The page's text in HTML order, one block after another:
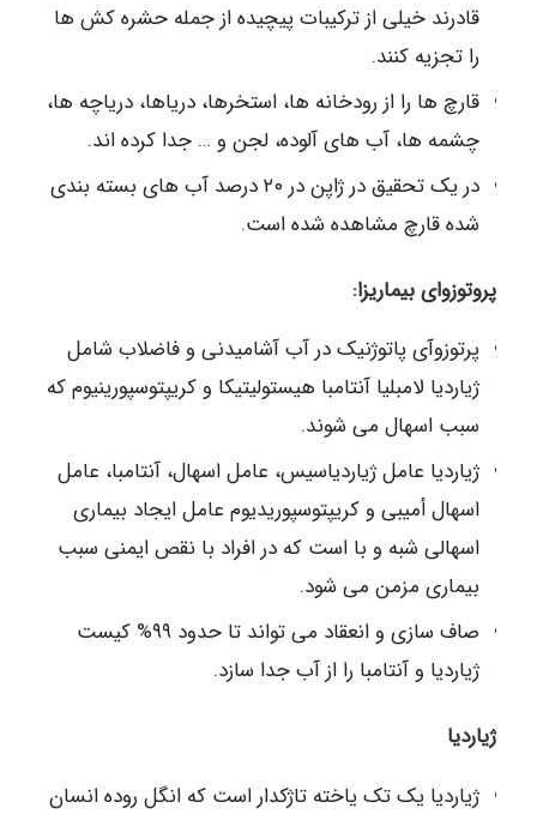
قادرند خیلی از ترکیبات پیچیده از جمله حشره کش ها
را تجزیه کنند.
قارچ ها را از رودخانه ها، استخرها، دریاها، دریاچه ها،
چشمه ها، آب های آلوده، لجن و … جدا کرده اند.
در یک تحقیق در ژاپن در ۲۰ درصد آب های بسته بندی
شده قارچ مشاهده شده است.
پروتوزوای بیماریزا:
پرتوزوآی پاتوژنیک در آب آشامیدنی و فاضلاب شامل
ژیاردیا لامبلیا آنتامبا هیستولیتیکا و کریپتوسپورینیوم که
سبب اسهال می شوند.
ژیاردیا عامل ژیاردیاسیس، عامل اسهال، آنتامبا، عامل
اسهال أمیبی و کریپتوسپوریدیوم عامل ایجاد بیماری
اسهالی شبه و با است که در افراد با نقص ایمنی سبب
بیماری مزمن می شود.
صاف سازی و انعقاد می تواند تا حدود ۹۹% کیست
ژیاردیا و آنتامبا را از آب جدا سازد.
ژیاردیا
ژیاردیا یک تک یاخته تاژکدار است که انگل روده انسان